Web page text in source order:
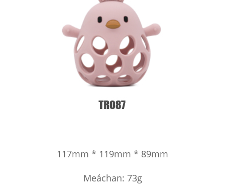
117mm * 119mm * 89mm
Meáchan: 73g